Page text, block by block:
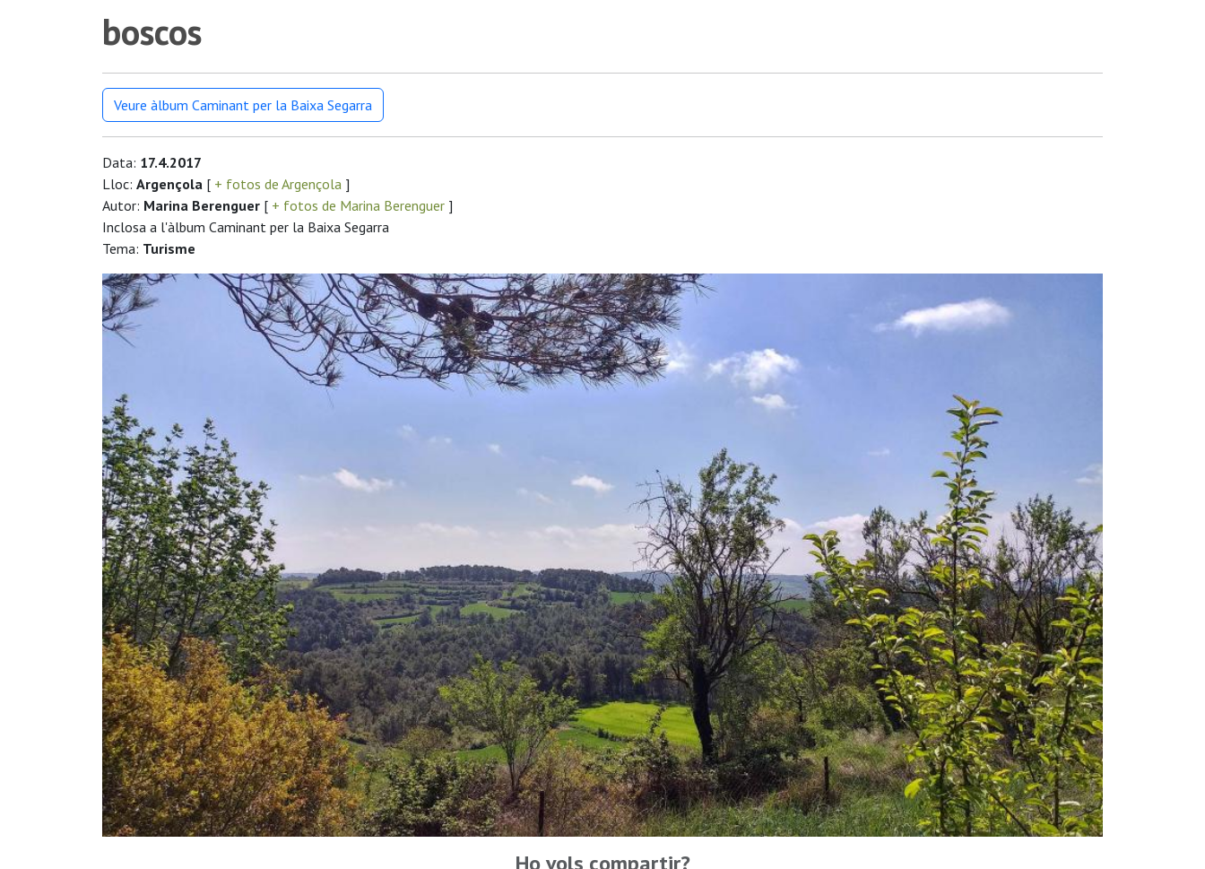
boscos
Veure àlbum Caminant per la Baixa Segarra
Data: 17.4.2017
Lloc: Argençola [ + fotos de Argençola ]
Autor: Marina Berenguer [ + fotos de Marina Berenguer ]
Inclosa a l'àlbum Caminant per la Baixa Segarra
Tema: Turisme
Ho vols compartir?